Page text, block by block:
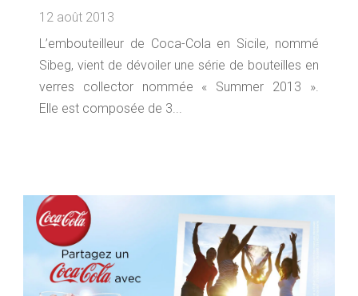
12 août 2013
L’embouteilleur de Coca-Cola en Sicile, nommé
Sibeg, vient de dévoiler une série de bouteilles en
verres collector nommée « Summer 2013 ».
Elle est composée de 3...